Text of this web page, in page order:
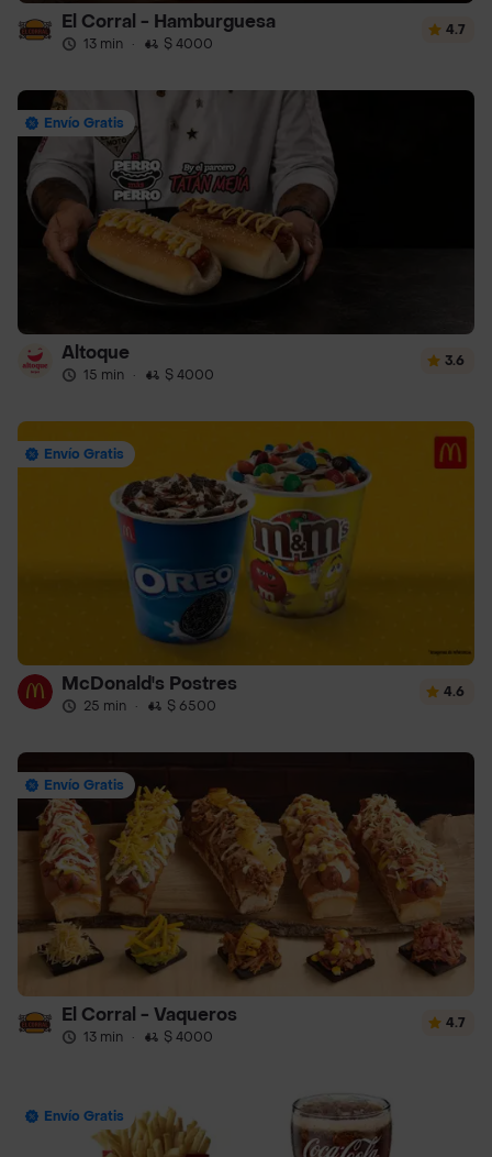
El Corral - Hamburguesa
13 min · $ 4000
4.7
Envío Gratis
Altoque
15 min · $ 4000
3.6
Envío Gratis
McDonald's Postres
25 min · $ 6500
4.6
Envío Gratis
El Corral - Vaqueros
13 min · $ 4000
4.7
Envío Gratis